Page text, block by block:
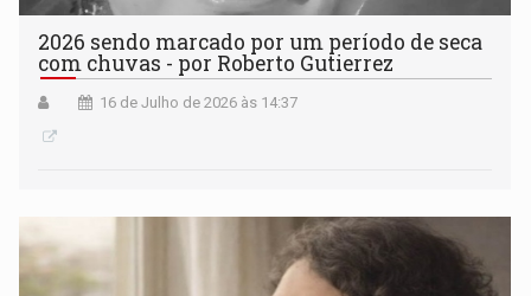
2026 sendo marcado por um período de seca
com chuvas - por Roberto Gutierrez
16 de Julho de 2026 às 14:37